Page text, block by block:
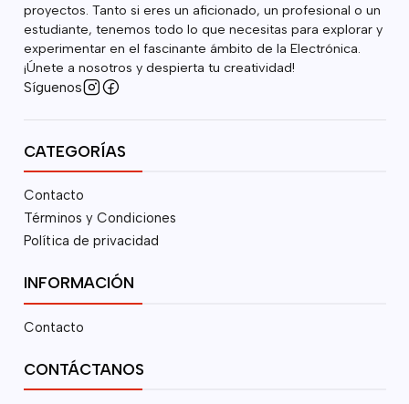
proyectos. Tanto si eres un aficionado, un profesional o un
estudiante, tenemos todo lo que necesitas para explorar y
experimentar en el fascinante ámbito de la Electrónica.
¡Únete a nosotros y despierta tu creatividad!
Síguenos
CATEGORÍAS
Contacto
Términos y Condiciones
Política de privacidad
INFORMACIÓN
Contacto
CONTÁCTANOS